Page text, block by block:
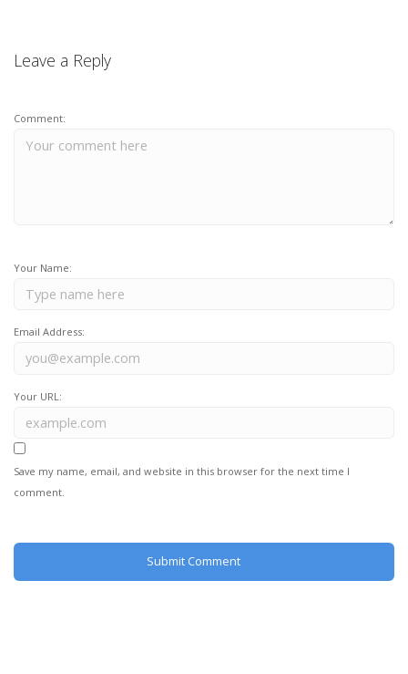
Leave a Reply
Comment:
Your Name:
Email Address:
Your URL:
Save my name, email, and website in this browser for the next time I
comment.